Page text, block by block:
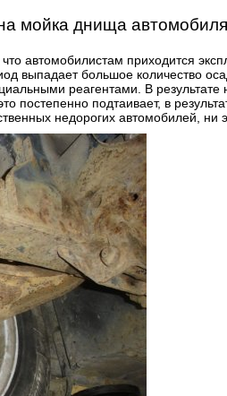
мойка днища
автомобилистам приходится
выпадает большое количество
реагентами. В
постепенно подтаивает, в
недорогих автомобилей, ни